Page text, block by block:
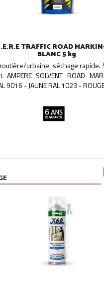
TRAFFIC ROAD
BLANC 5 kg
urbaine, séchage rapide.
SOLVENT ROAD
9016 - JAUNE RAL 1023 -